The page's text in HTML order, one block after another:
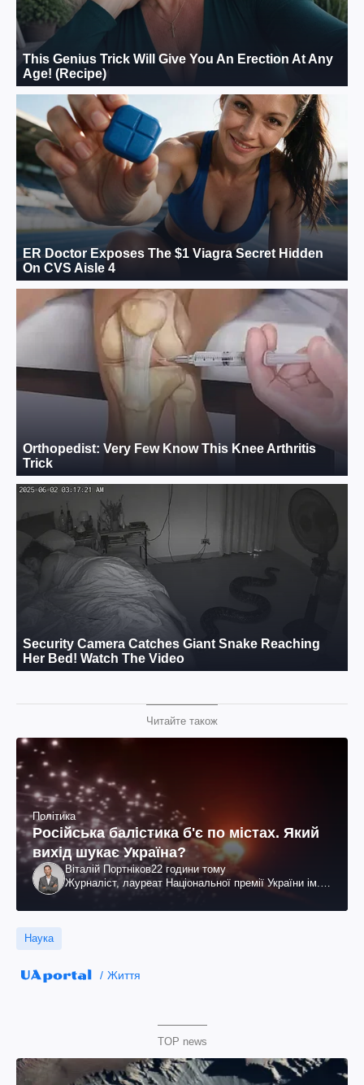
Читайте також
Політика
Російська балістика б'є по містах. Який
вихід шукає Україна?
Віталій Портніков22 години тому
Журналіст, лауреат Національної премії України ім.
Наука
Життя
TOP news